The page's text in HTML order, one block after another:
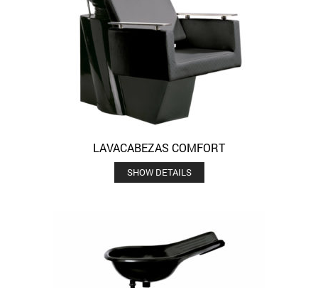
LAVACABEZAS COMFORT
SHOW DETAILS